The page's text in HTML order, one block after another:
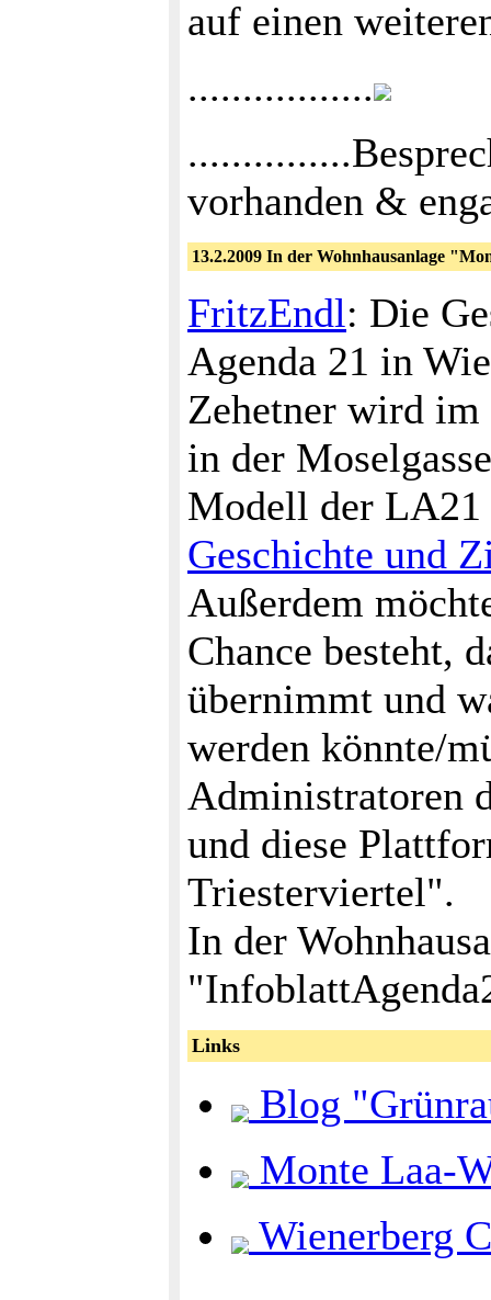
auf einen
.................
vorhanden &
13.2.2009 In der Wohnhausanlage
FritzEndl: Die
Agenda 21 in
Zehetner wird
in der
Modell der
Geschichte und
Außerdem
Chance besteht,
übernimmt und
werden könnte/
Administratoren
und diese
Triesterviertel".
In der
Links
Blog
Monte Laa-
Wienerberg